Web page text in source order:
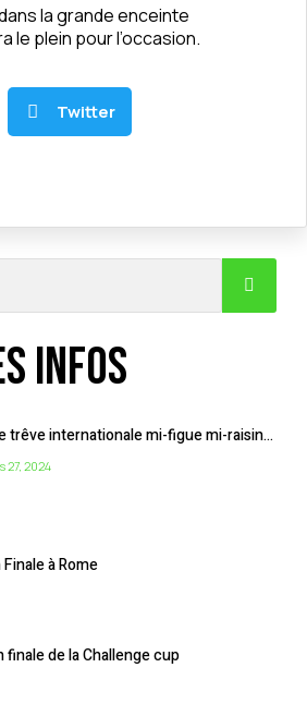
la grande enceinte
le plein pour l’occasion.
Twitter
infos
trêve internationale mi-figue mi-raisin…
27, 2024
à Rome
de la Challenge cup